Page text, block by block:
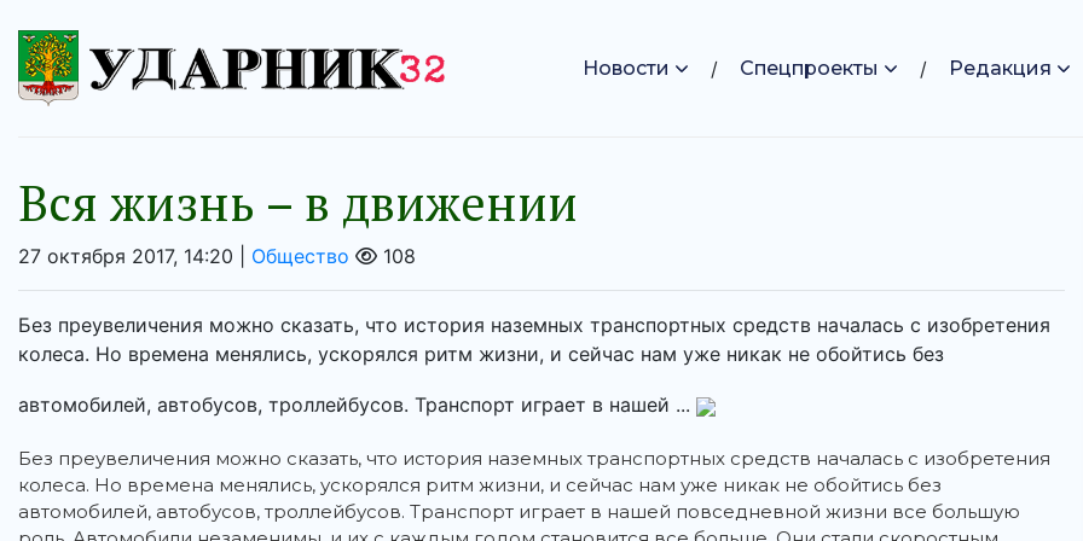
Новости Спецпроекты Редакция
Вся жизнь – в движении
27 октября 2017, 14:20 | Общество 108
Без преувеличения можно сказать, что история наземных транспортных средств началась с изобретения
колеса. Но времена менялись, ускорялся ритм жизни, и сейчас нам уже никак не обойтись без
автомобилей, автобусов, троллейбусов. Транспорт играет в нашей ...
Без преувеличения можно сказать, что история наземных транспортных средств началась с изобретения
колеса. Но времена менялись, ускорялся ритм жизни, и сейчас нам уже никак не обойтись без
автомобилей, автобусов, троллейбусов. Транспорт играет в нашей повседневной жизни все большую